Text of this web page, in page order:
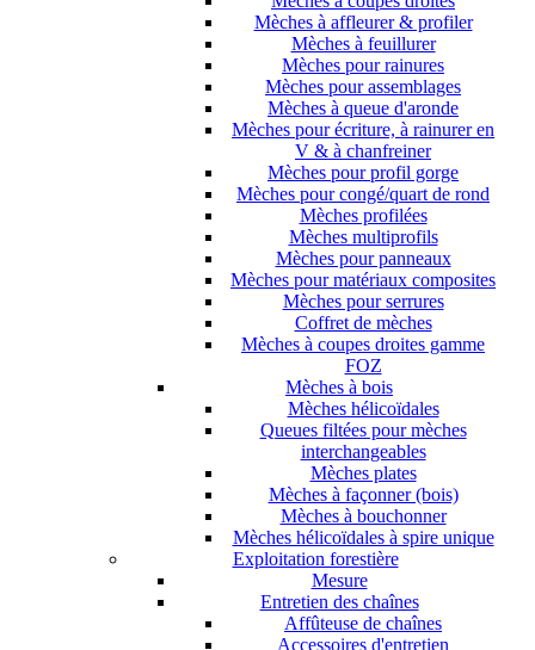
Mèches à affleurer & profiler
Mèches à feuillurer
Mèches pour rainures
Mèches pour assemblages
Mèches à queue d'aronde
Mèches pour écriture, à rainurer en
V & à chanfreiner
Mèches pour profil gorge
Mèches pour congé/quart de rond
Mèches profilées
Mèches multiprofils
Mèches pour panneaux
Mèches pour matériaux composites
Mèches pour serrures
Coffret de mèches
Mèches à coupes droites gamme
FOZ
Mèches à bois
Mèches hélicoïdales
Queues filtées pour mèches
interchangeables
Mèches plates
Mèches à façonner (bois)
Mèches à bouchonner
Mèches hélicoïdales à spire unique
Exploitation forestière
Mesure
Entretien des chaînes
Affûteuse de chaînes
Accessoires d'entretien